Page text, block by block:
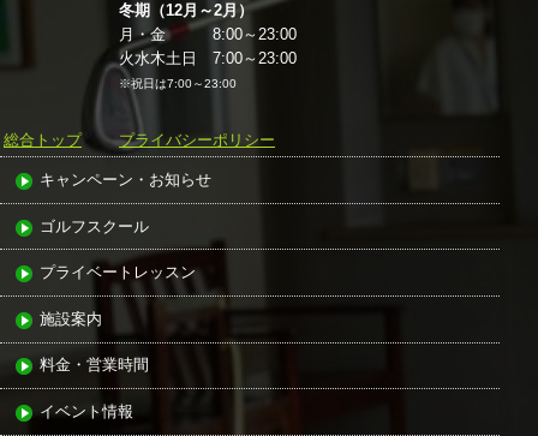
冬期（12月～2月）
月・金 8:00～23:00
火水木土日 7:00～23:00
※祝日は7:00～23:00
総合トップ プライバシーポリシー
キャンペーン・お知らせ
ゴルフスクール
プライベートレッスン
施設案内
料金・営業時間
イベント情報